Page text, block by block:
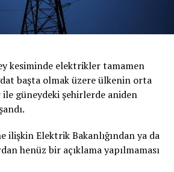
kesiminde elektrikler tamamen
başta olmak üzere ülkenin orta
güneydeki şehirlerde aniden
ilişkin Elektrik Bakanlığından ya da
henüz bir açıklama yapılmaması